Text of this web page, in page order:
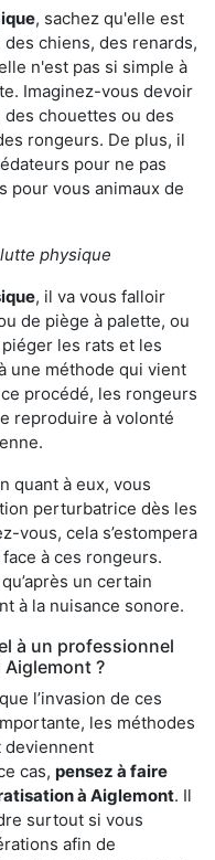
, sachez qu'elle est
des chiens, des renards,
n'est pas si simple à
Imaginez-vous devoir
chouettes ou des
rongeurs. De plus, il
pour ne pas
pour vous animaux de
physique
, il va vous falloir
de piège à palette, ou
les rats et les
une méthode qui vient
procédé, les rongeurs
reproduire à volonté
quant à eux, vous
perturbatrice dès les
vous, cela s’estompera
à ces rongeurs.
un certain
à la nuisance sonore.
à un professionnel
?
l’invasion de ces
les méthodes
deviennent
cas, pensez à faire
à Aiglemont. Il
surtout si vous
afin de